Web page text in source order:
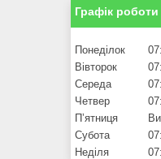
Графік роботи
Понеділок
Вівторок
Середа
Четвер
Пʼятниця
Субота
Неділя